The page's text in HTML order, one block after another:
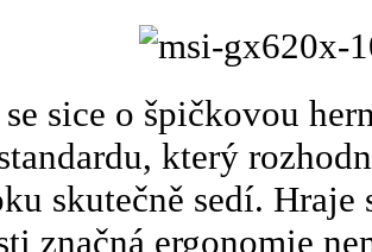
sice o špičkovou
který
skutečně sedí. Hraje
značná ergonomie